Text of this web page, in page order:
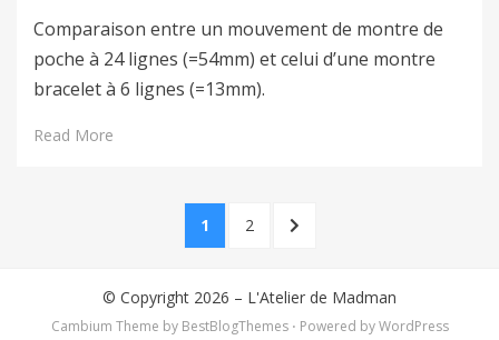
Comparaison entre un mouvement de montre de
poche à 24 lignes (=54mm) et celui d’une montre
bracelet à 6 lignes (=13mm).
Read More
publications
PAGE
1 PAGE
2
NEXT
© Copyright 2026 – L'Atelier de Madman
Cambium Theme by BestBlogThemes ⋅ Powered byWordPress